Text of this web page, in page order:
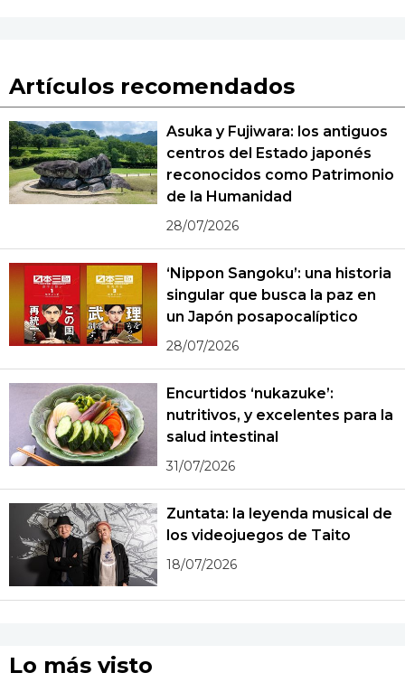
Artículos recomendados
Asuka y Fujiwara: los antiguos
centros del Estado japonés
reconocidos como Patrimonio
de la Humanidad
28/07/2026
‘Nippon Sangoku’: una historia
singular que busca la paz en
un Japón posapocalíptico
28/07/2026
Encurtidos ‘nukazuke’:
nutritivos, y excelentes para la
salud intestinal
31/07/2026
Zuntata: la leyenda musical de
los videojuegos de Taito
18/07/2026
Lo más visto